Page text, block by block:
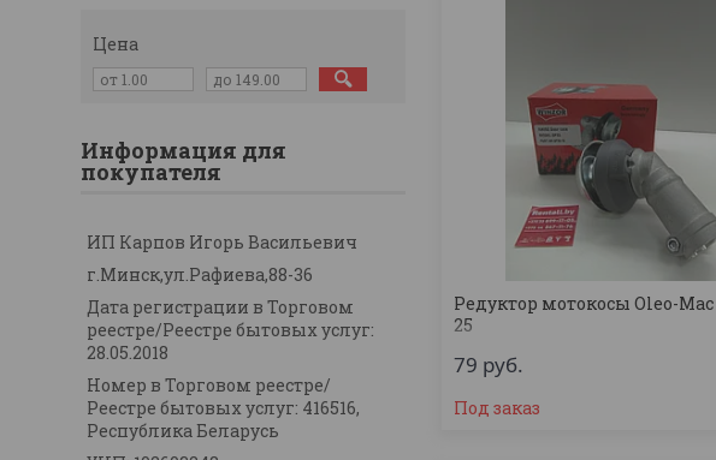
Редуктор мотокосы Oleo-
25
79 руб.
Под заказ
Цена
Информация для
покупателя
ИП Карпов Игорь Васильевич
г.Минск,ул.Рафиева,88-36
Дата регистрации в Торговом
реестре/Реестре бытовых услуг:
28.05.2018
Номер в Торговом реестре/
Реестре бытовых услуг: 416516,
Республика Беларусь